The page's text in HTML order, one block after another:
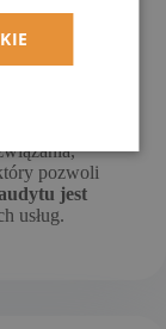
pozwoli
jest
usług.